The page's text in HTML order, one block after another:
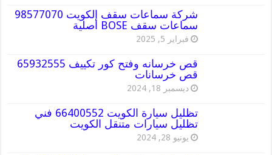
شركة سماعات سقف الكويت 98577070
سماعات سقف BOSE أصلية
فبراير 5, 2025
قص خرسانه وفتح كور تكييف 65932555
قص خرسانات
ديسمبر 18, 2024
تظليل سيارة الكويت 66400552 فني
تظليل سيارات متنقل الكويت
يونيو 28, 2024